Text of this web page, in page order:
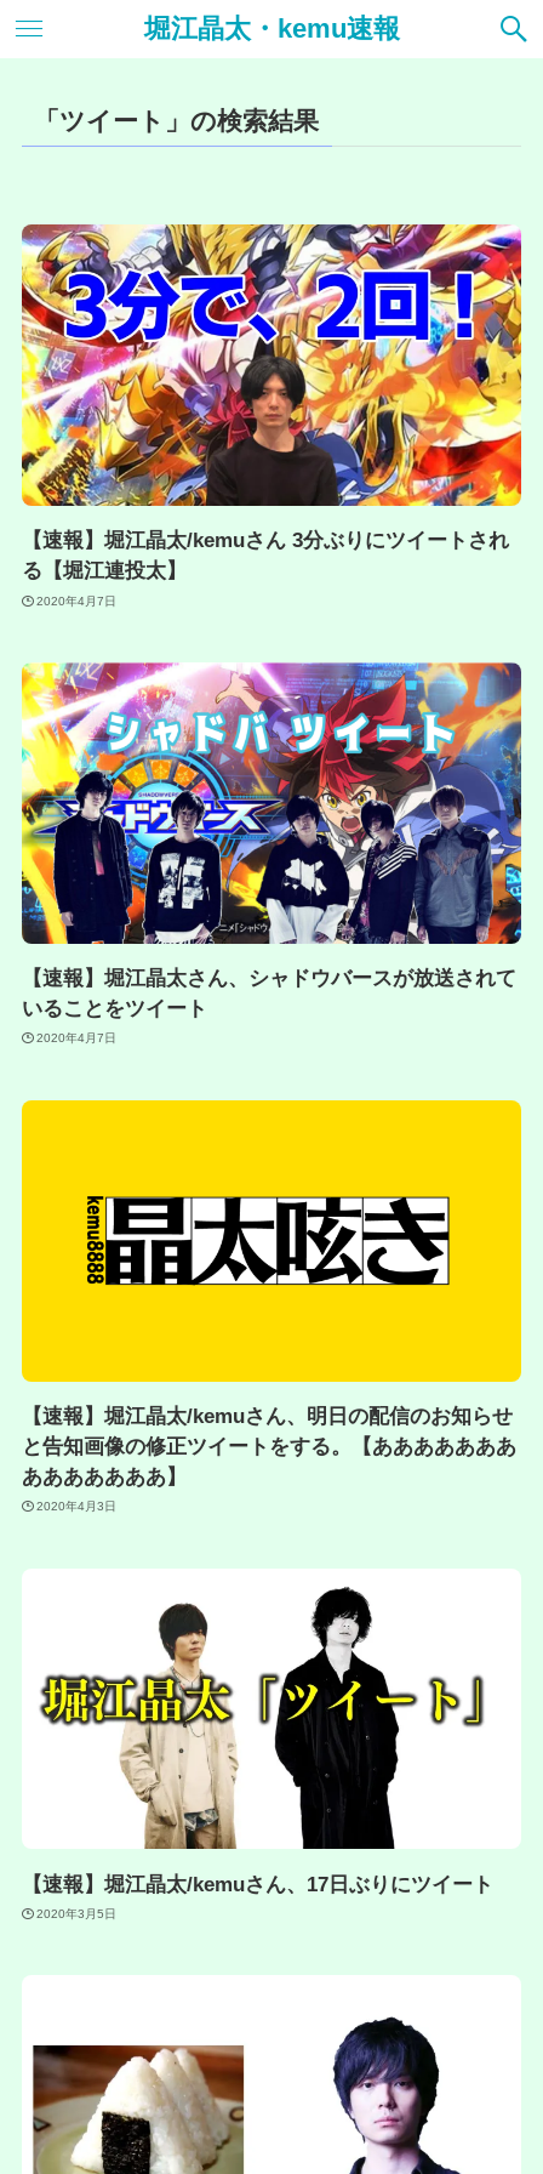
堀江晶太・kemu速報
「ツイート」の検索結果
【速報】堀江晶太/kemuさん 3分ぶりにツイートされ
る【堀江連投太】
2020年4月7日
【速報】堀江晶太さん、シャドウバースが放送されて
いることをツイート
2020年4月7日
【速報】堀江晶太/kemuさん、明日の配信のお知らせ
と告知画像の修正ツイートをする。【あああああああ
あああああああ】
2020年4月3日
【速報】堀江晶太/kemuさん、17日ぶりにツイート
2020年3月5日